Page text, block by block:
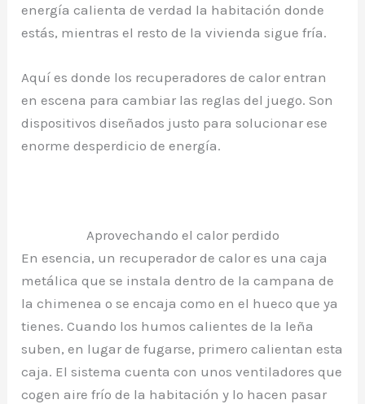
energía calienta de verdad la habitación donde
estás, mientras el resto de la vivienda sigue fría.
Aquí es donde los recuperadores de calor entran
en escena para cambiar las reglas del juego. Son
dispositivos diseñados justo para solucionar ese
enorme desperdicio de energía.
Aprovechando el calor perdido
En esencia, un recuperador de calor es una caja
metálica que se instala dentro de la campana de
la chimenea o se encaja como en el hueco que ya
tienes. Cuando los humos calientes de la leña
suben, en lugar de fugarse, primero calientan esta
caja. El sistema cuenta con unos ventiladores que
cogen aire frío de la habitación y lo hacen pasar